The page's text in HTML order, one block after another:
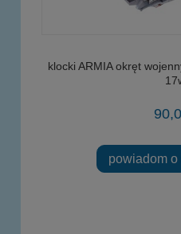
klocki ARMIA okręt
powiadom